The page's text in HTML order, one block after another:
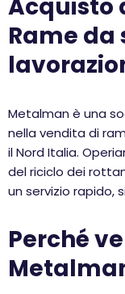
Acquisto
Rame da
Metalman è una
nella vendita di
il Nord Italia.
del riciclo dei
un servizio rapido,
Perché